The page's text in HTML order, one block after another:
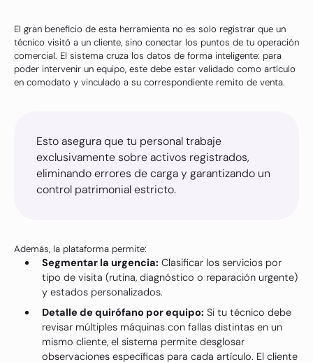
El gran beneficio de esta herramienta no es solo registrar que un
técnico visitó a un cliente, sino conectar los puntos de tu operación
comercial. El sistema cruza los datos de forma inteligente: para
poder intervenir un equipo, este debe estar validado como artículo
en comodato y vinculado a su correspondiente remito de venta.
Esto asegura que tu personal trabaje
exclusivamente sobre activos registrados,
eliminando errores de carga y garantizando un
control patrimonial estricto.
Además, la plataforma permite:
Segmentar la urgencia: Clasificar los servicios por
tipo de visita (rutina, diagnóstico o reparación urgente)
y estados personalizados.
Detalle de quirófano por equipo: Si tu técnico debe
revisar múltiples máquinas con fallas distintas en un
mismo cliente, el sistema permite desglosar
observaciones específicas para cada artículo. El cliente